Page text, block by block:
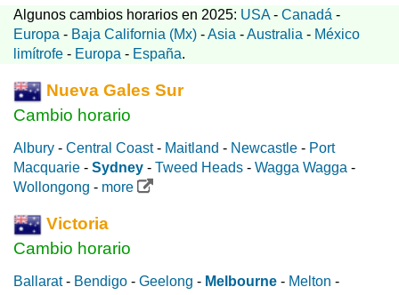
Algunos cambios horarios en 2025: USA- Canadá -
Europa - Baja California (Mx) -Asia -Australia - México
limítrofe - Europa - España.
Nueva Gales Sur
Cambio horario
Albury - Central Coast- Maitland - Newcastle - Port
Macquarie - Sydney - Tweed Heads - Wagga Wagga -
Wollongong - more
Victoria
Cambio horario
Ballarat- Bendigo - Geelong - Melbourne - Melton -